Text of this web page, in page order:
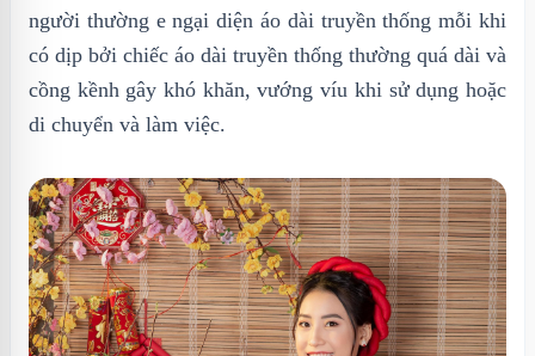
người thường e ngại diện áo dài truyền thống mỗi khi
có dịp bởi chiếc áo dài truyền thống thường quá dài và
cồng kềnh gây khó khăn, vướng víu khi sử dụng hoặc
di chuyển và làm việc.